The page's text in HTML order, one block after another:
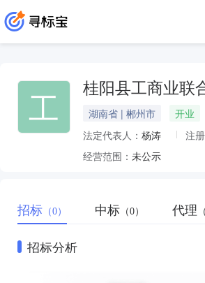
工 桂阳县工商业联
湖南省 | 郴州市
开业
法定代表人： 杨涛 注
经营范围： 未公示
招标 （0） 中标 （0） 代理
招标分析